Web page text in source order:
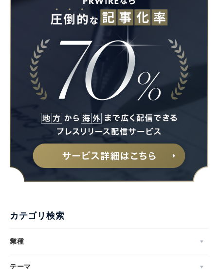
カテゴリ検索
業種
テーマ